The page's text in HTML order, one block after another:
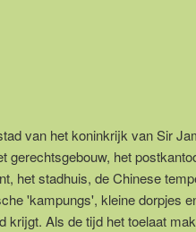
van het koninkrijk van Sir
gerechtsgebouw, het
het stadhuis, de Chinese
'kampungs', kleine dorpjes
krijgt. Als de tijd het toelaat